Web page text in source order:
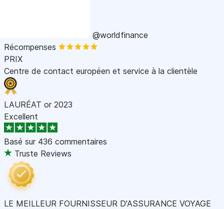
@worldfinance
Récompenses
PRIX
Centre de contact européen et service à la clientèle
LAURÉAT or 2023
Excellent
Basé sur 436 commentaires
Truste Reviews
LE MEILLEUR FOURNISSEUR D'ASSURANCE VOYAGE